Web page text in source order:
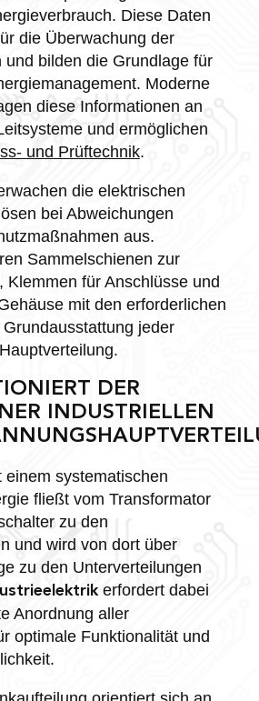
Diese Daten
die Überwachung der
und bilden die Grundlage für
Moderne
diese Informationen an
und ermöglichen
und Prüftechnik.
die elektrischen
bei Abweichungen
aus.
Sammelschienen zur
Klemmen für Anschlüsse und
mit den erforderlichen
jeder
DER
INDUSTRIELLEN
einem systematischen
fließt vom Transformator
zu den
und wird von dort über
zu den Unterverteilungen
erfordert dabei
Anordnung aller
optimale Funktionalität und